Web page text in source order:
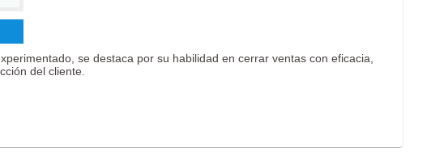
se destaca por su habilidad en cerrar ventas con eficacia,
del cliente.